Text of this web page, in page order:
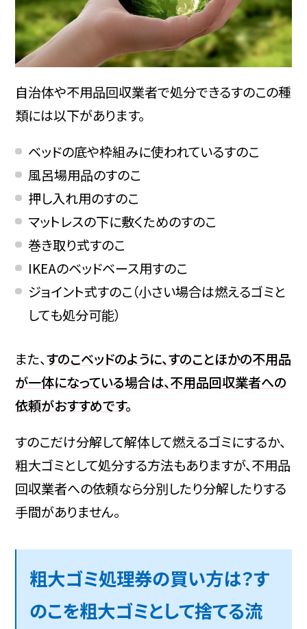
自治体や不用品回収業者で処分できるすのこの種
類には以下があります。
ベッドの底や枠組みに使われているすのこ
風呂場用品のすのこ
押し入れ用のすのこ
マットレスの下に敷くためのすのこ
巻き取り式すのこ
IKEAのベッドベース用すのこ
ジョイント式すのこ（小さい場合は燃えるゴミと
しても処分可能）
また、すのこベッドのように、すのことほかの不用品
が一体になっている場合は、不用品回収業者への
依頼がおすすめです。
すのこだけ分解して解体して燃えるゴミにするか、
粗大ゴミとして処分する方法もありますが、不用品
回収業者への依頼なら分別したり分解したりする
手間がありません。
粗大ゴミ処理券の買い方は？す
のこを粗大ゴミとして捨てる流